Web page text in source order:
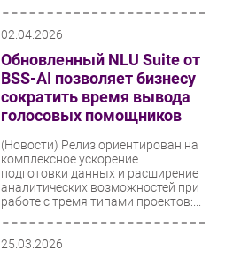
02.04.2026
Обновленный NLU Suite от
BSS-AI позволяет бизнесу
сократить время вывода
голосовых помощников
(Новости) Релиз ориентирован на
комплексное ускорение
подготовки данных и расширение
аналитических возможностей при
работе с тремя типами проектов:...
25.03.2026